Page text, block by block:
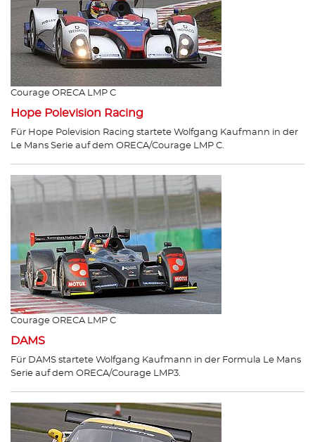
Courage ORECA LMP C
Hope Polevision Racing
Für Hope Polevision Racing startete Wolfgang Kaufmann in der
Le Mans Serie auf dem ORECA/Courage LMP C.
Courage ORECA LMP C
DAMS
Für DAMS startete Wolfgang Kaufmann in der Formula Le Mans
Serie auf dem ORECA/Courage LMP3.